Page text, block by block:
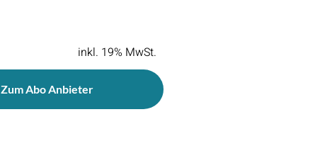
inkl. 19% MwSt.
Zum Abo Anbieter